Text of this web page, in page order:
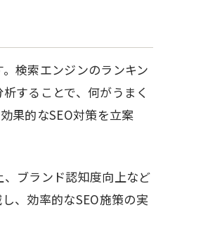
検索エンジンのランキン
することで、何がうまく
果的なSEO対策を立案
ブランド認知度向上など
、効率的なSEO施策の実